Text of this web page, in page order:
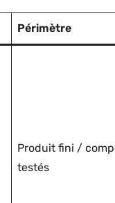
Périmètre
Produit fini /
testés